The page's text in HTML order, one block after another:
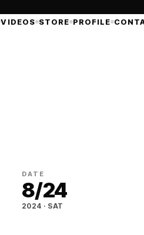
VIDEOS STORE PROFILE
DATE
8/24
2024 · SAT